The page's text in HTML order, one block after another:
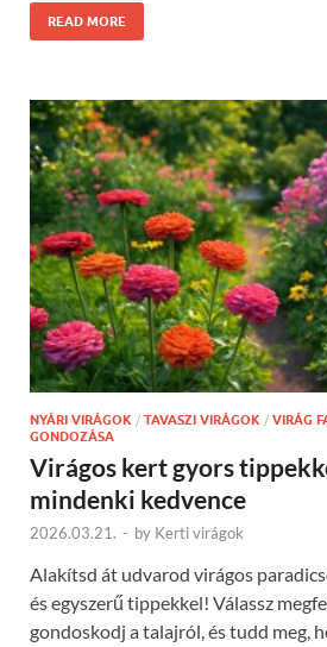
READ MORE
NYÁRI VIRÁGOK / TAVASZI VIRÁGOK / VIRÁG
GONDOZÁSA
Virágos kert gyors
mindenki kedvence
2026.03.21. - by Kerti virágok
Alakítsd át udvarod virágos
és egyszerű tippekkel! Válassz
gondoskodj a talajról, és tudd meg,